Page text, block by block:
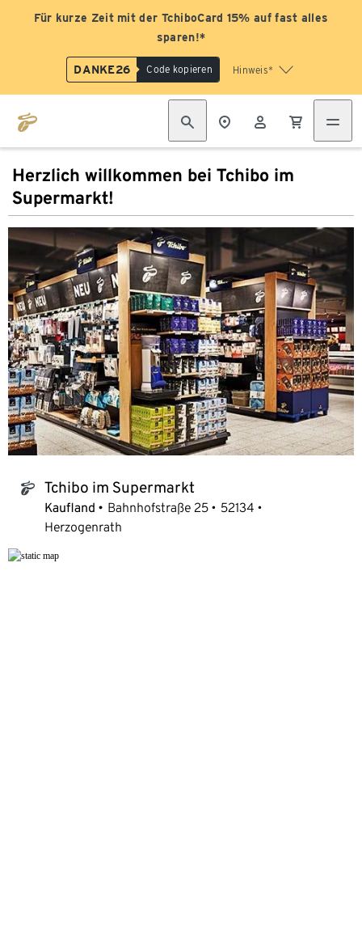
Für kurze Zeit mit der TchiboCard 15% auf fast alles
sparen!*
DANKE26 Code kopieren Hinweis*
Herzlich willkommen bei Tchibo im
Supermarkt!
tchibo_logo Tchibo im Supermarkt
Kaufland Bahnhofstraße 25
52134
Herzogenrath